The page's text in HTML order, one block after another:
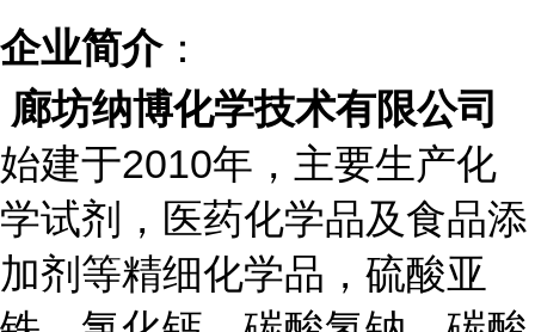
企业简介：
廊坊纳博化学技术有限公司
始建于2010年，主要生产化
学试剂，医药化学品及食品添
加剂等精细化学品，硫酸亚